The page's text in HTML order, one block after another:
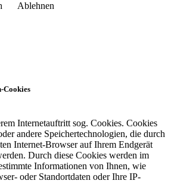
Ablehnen
Cookies
Internetauftritt sog. Cookies. Cookies
andere Speichertechnologien, die durch
Internet-Browser auf Ihrem Endgerät
Durch diese Cookies werden im
Informationen von Ihnen, wie
oder Standortdaten oder Ihre IP-